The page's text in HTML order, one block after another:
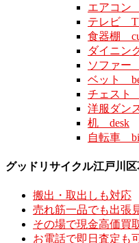
エアコン
テレビ
食器棚
ダイニン
ソファー
ベット
チェスト
洋服ダン
机 desk
自転車
グッドリサイクル江戸川
搬出・取出しも対応
売れ筋一品でも出張
その場で現金高価買
お電話で即日査定も